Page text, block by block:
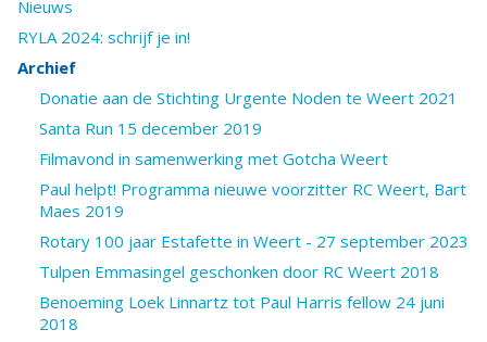
Nieuws
RYLA 2024: schrijf je in!
Archief
Donatie aan de Stichting Urgente Noden te Weert 2021
Santa Run 15 december 2019
Filmavond in samenwerking met Gotcha Weert
Paul helpt! Programma nieuwe voorzitter RC Weert, Bart
Maes 2019
Rotary 100 jaar Estafette in Weert - 27 september 2023
Tulpen Emmasingel geschonken door RC Weert 2018
Benoeming Loek Linnartz tot Paul Harris fellow 24 juni
2018